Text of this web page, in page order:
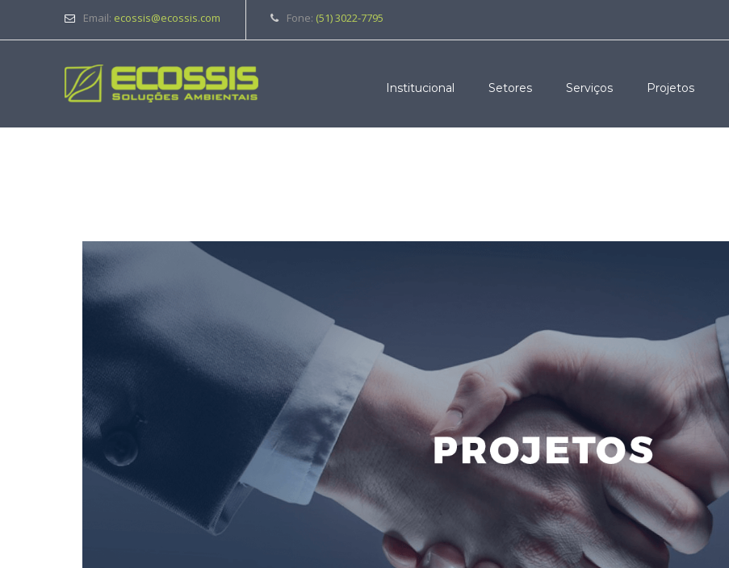
Email: ecossis@ecossis.com Fone: (51) 3022-7795
Institucional Setores Serviços Projetos